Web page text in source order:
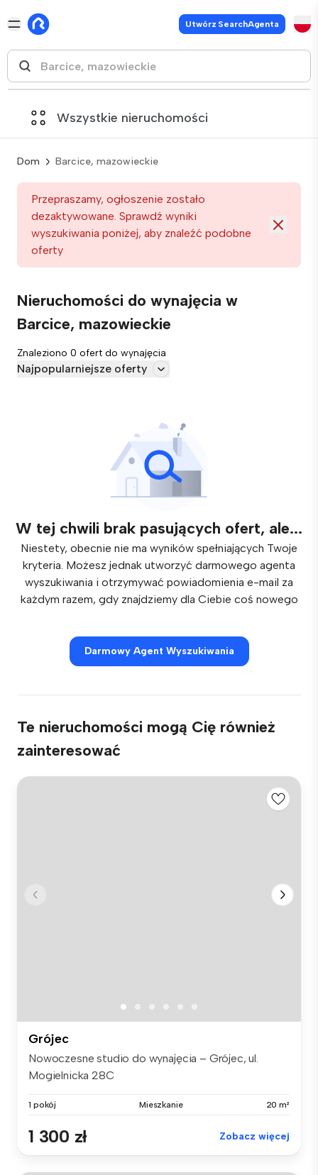
Utwórz SearchAgenta
Wszystkie nieruchomości
Dom Barcice, mazowieckie
Przepraszamy, ogłoszenie zostało
dezaktywowane. Sprawdź wyniki
wyszukiwania poniżej, aby znaleźć podobne
oferty
Nieruchomości do wynajęcia w
Barcice, mazowieckie
Znaleziono 0 ofert do wynajęcia
Najpopularniejsze oferty
W tej chwili brak pasujących ofert, ale...
Niestety, obecnie nie ma wyników spełniających Twoje
kryteria. Możesz jednak utworzyć darmowego agenta
wyszukiwania i otrzymywać powiadomienia e-mail za
każdym razem, gdy znajdziemy dla Ciebie coś nowego
Darmowy Agent Wyszukiwania
Te nieruchomości mogą Cię również
zainteresować
Grójec
Nowoczesne studio do wynajęcia – Grójec, ul.
Mogielnicka 28C
1 pokój Mieszkanie 20 m²
1 300 zł Zobacz więcej